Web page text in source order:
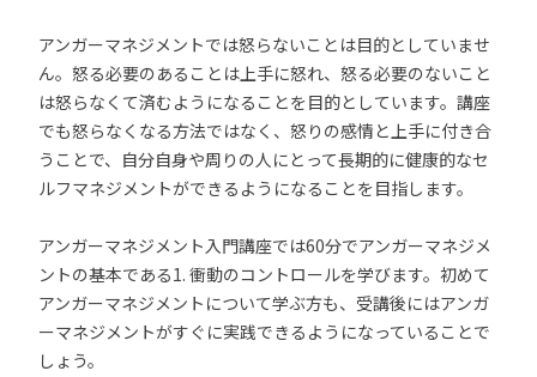
アンガーマネジメントでは怒らないことは目的としていませ
ん。怒る必要のあることは上手に怒れ、怒る必要のないこと
は怒らなくて済むようになることを目的としています。講座
でも怒らなくなる方法ではなく、怒りの感情と上手に付き合
うことで、自分自身や周りの人にとって長期的に健康的なセ
ルフマネジメントができるようになることを目指します。
アンガーマネジメント入門講座では60分でアンガーマネジメ
ントの基本である1. 衝動のコントロールを学びます。初めて
アンガーマネジメントについて学ぶ方も、受講後にはアンガ
ーマネジメントがすぐに実践できるようになっていることで
しょう。